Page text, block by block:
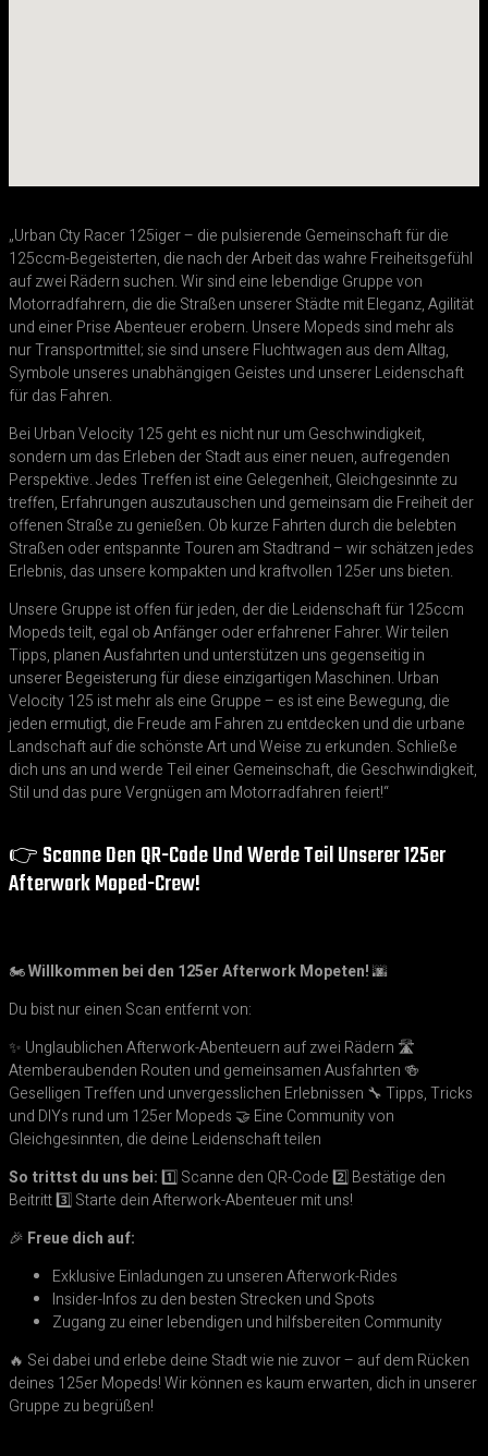
„Urban Cty Racer 125iger – die pulsierende Gemeinschaft für die
125ccm-Begeisterten, die nach der Arbeit das wahre Freiheitsgefühl
auf zwei Rädern suchen. Wir sind eine lebendige Gruppe von
Motorradfahrern, die die Straßen unserer Städte mit Eleganz, Agilität
und einer Prise Abenteuer erobern. Unsere Mopeds sind mehr als
nur Transportmittel; sie sind unsere Fluchtwagen aus dem Alltag,
Symbole unseres unabhängigen Geistes und unserer Leidenschaft
für das Fahren.
Bei Urban Velocity 125 geht es nicht nur um Geschwindigkeit,
sondern um das Erleben der Stadt aus einer neuen, aufregenden
Perspektive. Jedes Treffen ist eine Gelegenheit, Gleichgesinnte zu
treffen, Erfahrungen auszutauschen und gemeinsam die Freiheit der
offenen Straße zu genießen. Ob kurze Fahrten durch die belebten
Straßen oder entspannte Touren am Stadtrand – wir schätzen jedes
Erlebnis, das unsere kompakten und kraftvollen 125er uns bieten.
Unsere Gruppe ist offen für jeden, der die Leidenschaft für 125ccm
Mopeds teilt, egal ob Anfänger oder erfahrener Fahrer. Wir teilen
Tipps, planen Ausfahrten und unterstützen uns gegenseitig in
unserer Begeisterung für diese einzigartigen Maschinen. Urban
Velocity 125 ist mehr als eine Gruppe – es ist eine Bewegung, die
jeden ermutigt, die Freude am Fahren zu entdecken und die urbane
Landschaft auf die schönste Art und Weise zu erkunden. Schließe
dich uns an und werde Teil einer Gemeinschaft, die Geschwindigkeit,
Stil und das pure Vergnügen am Motorradfahren feiert!“
👉 Scanne Den QR-Code Und Werde Teil Unserer 125er
Afterwork Moped-Crew!
🏍️Willkommen bei den 125er Afterwork Mopeten!🌆
Du bist nur einen Scan entfernt von:
✨ Unglaublichen Afterwork-Abenteuern auf zwei Rädern 🛣️
Atemberaubenden Routen und gemeinsamen Ausfahrten 🍻
Geselligen Treffen und unvergesslichen Erlebnissen 🔧 Tipps, Tricks
und DIYs rund um 125er Mopeds 🤝 Eine Community von
Gleichgesinnten, die deine Leidenschaft teilen
So trittst du uns bei:1️⃣ Scanne den QR-Code 2️⃣ Bestätige den
Beitritt 3️⃣ Starte dein Afterwork-Abenteuer mit uns!
🎉 Freue dich auf:
Exklusive Einladungen zu unseren Afterwork-Rides
Insider-Infos zu den besten Strecken und Spots
Zugang zu einer lebendigen und hilfsbereiten Community
🔥 Sei dabei und erlebe deine Stadt wie nie zuvor – auf dem Rücken
deines 125er Mopeds! Wir können es kaum erwarten, dich in unserer
Gruppe zu begrüßen!